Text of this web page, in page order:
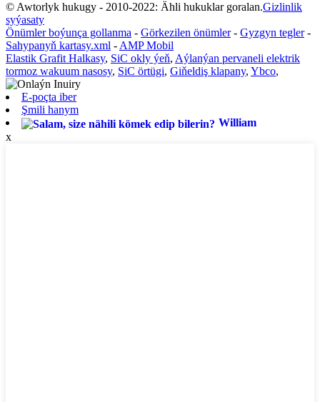
© Awtorlyk hukugy - 2010-2022: Ähli hukuklar goralan.Gizlinlik
syýasaty
Önümler boýunça gollanma - Görkezilen önümler- Gyzgyn tegler-
Sahypanyň kartasy.xml - AMP Mobil
Elastik Grafit Halkasy, SiC okly ýeň, Aýlanýan pervaneli elektrik
tormoz wakuum nasosy, SiC örtügi, Giňeldiş klapany, Ybco,
E-poçta iber
Şmili ​​hanym
William
x